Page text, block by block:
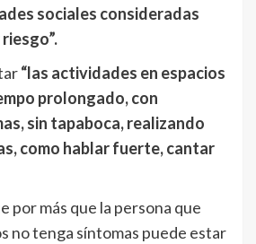
sociales consideradas
“las actividades en espacios
prolongado, con
sin tapaboca, realizando
como hablar fuerte, cantar
por más que la persona que
no tenga síntomas puede estar